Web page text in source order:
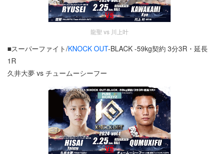
龍聖 vs 川上叶
■スーパーファイト/KNOCK OUT-BLACK -59kg契約 3分3R・延長
1R
久井大夢 vs チュームーシーフー